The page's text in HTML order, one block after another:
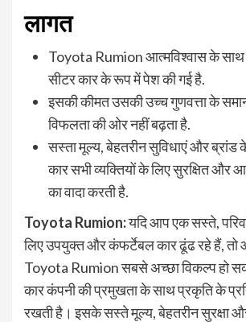
लागत
Toyota Rumion आत्मविश्वास के
सीटर कार के रूप में पेश की गई है.
इसकी कीमत उसकी उच्च गुणवत्ता के
विफलता की ओर नहीं बढ़ता है.
सस्ता मूल्य, बेहतरीन सुविधाएं और ब्रांड
कार सभी व्यक्तियों के लिए सुरक्षित और
का वादा करती है.
Toyota Rumion:यदि आप एक सस्ते,
लिए उपयुक्त और कंफर्टेबल कार ढूंढ रहे हैं,
Toyota Rumion सबसे अच्छा विकल्प हो
कार कंपनी की प्रमुखता के साथ प्रकृति के
रखती है। इसके सस्ते मूल्य, बेहतरीन सुरक्षा